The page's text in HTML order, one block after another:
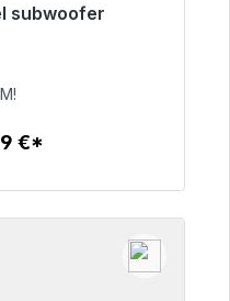
subwoofer
plazo de entrega
€
€*